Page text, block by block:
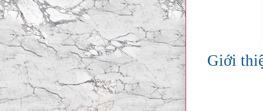
Giới